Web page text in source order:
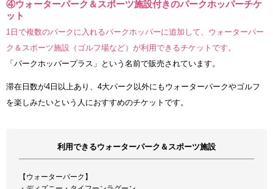
④ウォーターパーク＆スポーツ施設付きのパークホッパーチケ
ット
1日で複数のパークに入れるパークホッパーに追加して、ウォーターパー
ク＆スポーツ施設（ゴルフ場など）が利用できるチケットです。
「パークホッパープラス」という名前で販売されています。
滞在日数が4日以上あり、4大パーク以外にもウォーターパークやゴルフ
を楽しみたいという人におすすめのチケットです。
利用できるウォーターパーク＆スポーツ施設
【ウォーターパーク】